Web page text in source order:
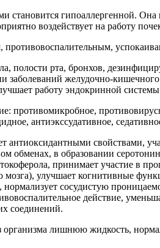
становится гипоаллергенной.
воздействует на работу
полости рта, бронхов,
заболеваний желудочно-
работу эндокринной
противомикробное,
антиэкссудативное,
антиоксидантными свойствами,
обменах, в образовании
принимает участие в
мозга), улучшает когнитивные
нормализует сосудистую
действие,
соединений.
лишнюю жидкость,